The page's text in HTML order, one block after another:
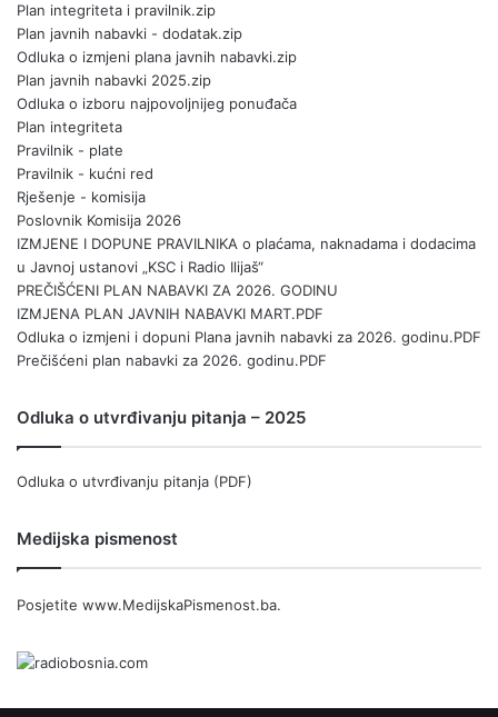
Plan integriteta i pravilnik.zip
Plan javnih nabavki - dodatak.zip
Odluka o izmjeni plana javnih nabavki.zip
Plan javnih nabavki 2025.zip
Odluka o izboru najpovoljnijeg ponuđača
Plan integriteta
Pravilnik - plate
Pravilnik - kućni red
Rješenje - komisija
Poslovnik Komisija 2026
IZMJENE I DOPUNE PRAVILNIKA o plaćama, naknadama i dodacima
u Javnoj ustanovi „KSC i Radio Ilijaš“
PREČIŠĆENI PLAN NABAVKI ZA 2026. GODINU
IZMJENA PLAN JAVNIH NABAVKI MART.PDF
Odluka o izmjeni i dopuni Plana javnih nabavki za 2026. godinu.PDF
Prečišćeni plan nabavki za 2026. godinu.PDF
Odluka o utvrđivanju pitanja – 2025
Odluka o utvrđivanju pitanja (PDF)
Medijska pismenost
Posjetite www.MedijskaPismenost.ba.